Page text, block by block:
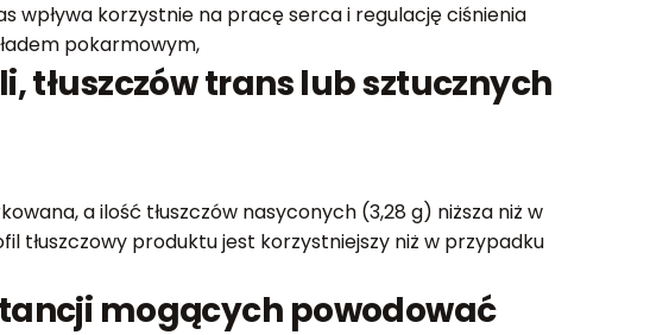
wpływa korzystnie na pracę serca i regulację ciśnienia
pokarmowym,
tłuszczów trans lub sztucznych
a ilość tłuszczów nasyconych (3,28 g) niższa niż w
tłuszczowy produktu jest korzystniejszy niż w przypadku
mogących powodować